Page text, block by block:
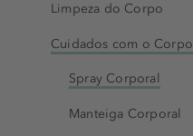
Limpeza do Corpo
Cuidados com o Corpo
Spray Corporal
Manteiga Corporal